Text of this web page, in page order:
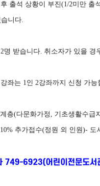
출석 상황이 부진(1/2미만 출
니다.
2명 받습니다. 취소자가 있을 경
강좌는 1인 2강좌까지 신청 가능
층(다문화가정 , 기초생활수급
10% 추가접수(정원 외 인원)- 도
749-6923(어린이전문도서